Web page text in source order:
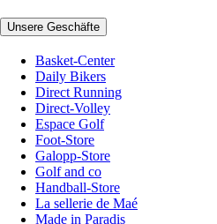
Unsere Geschäfte
Basket-Center
Daily Bikers
Direct Running
Direct-Volley
Espace Golf
Foot-Store
Galopp-Store
Golf and co
Handball-Store
La sellerie de Maé
Made in Paradis